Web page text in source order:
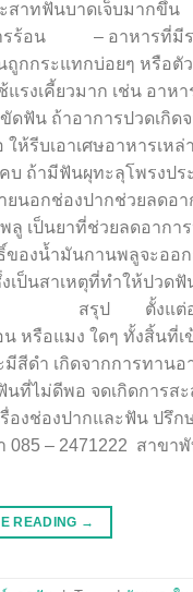
ะสาทฟันบาดเจ็บม
ร้อน – อาหารที่มีร
กกระแทกบ่อยๆ หรือตั
เคี้ยวมาก เช่น อาหา
น ถ้าอาการปวดเกิด
รีบเอาเศษอาหารเห
ถ้ามีฟันผุทะลุโพรงปร
นอกช่องปากช่วยลดอ
ป็นยาที่ช่วยลดอาการ
ทธิ์ของน้ำมันกานพลู
ป็นสาเหตุที่ทำให้ปวด
สรุป ตั้งแต่อดีตจ
รือแมง ใดๆ ทั้งสิ้นที่เ
สีดำ เกิดจากการทาน
ไม่ดีพอ จดเกิดการสะ
ช่องปากและฟัน ปรึก
– 2471222 สาขา
READING →